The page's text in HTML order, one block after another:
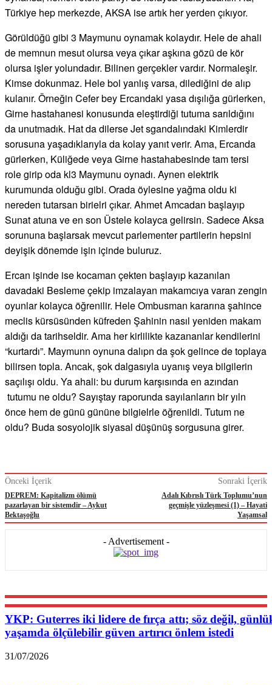
Türkiye hep merkezde, AKSA ise artık her yerden çıkıyor.
Görüldüğü gibi 3 Maymunu oynamak kolaydır. Hele de ahali
de memnun mesut olursa veya çıkar aşkına gözü de kör
olursa işler yolundadır. Bilinen gerçekler vardır. Normaleşir.
Kimse dokunmaz. Hele bol yanlış varsa, dilediğini de alıp
kulanır. Örneğin Cefer bey Ercandaki yasa dışılığa gürlerken,
Girne hastahanesi konusunda eleştirdiği tutuma sarıldığını
da unutmadık. Hat da dilerse Jet sgandalındaki Kimlerdir
sorusuna yaşadıklarıyla da kolay yanıt verir. Ama, Ercanda
gürlerken, Küliğede veya Girne hastahabesinde tam tersi
role girip oda kl3 Maymunu oynadı. Aynen elektrik
kurumunda olduğu gibi. Orada öylesine yağma oldu ki
nereden tutarsan birielri çıkar. Ahmet Amcadan başlayıp
Sunat atuna ve en son Üstele kolayca gelirsin. Sadece Aksa
sorununa başlarsak mevcut parlementer partilerin hepsini
deyişik dönemde işin içinde buluruz.
Ercan işinde ise kocaman çekten başlayıp kazanılan
davadaki Besleme çekip imzalayan makamcıya varan zengin
oyunlar kolayca öğrenilir. Hele Ombusman kararına şahince
meclis kürsüsünden küfreden Şahinin nasıl yeniden makam
aldığı da tarihseldir. Ama her kirlilikte kazananlar kendilerini
“kurtardı”. Maymunn oynuna dalıpn da şok gelince de toplaya
bilirsen topla. Ancak, şok dalgasıyla uyanış veya bilgilerin
saçılışı oldu. Ya ahali: bu durum karşısında en azından
tutumu ne oldu? Sayıştay raporunda sayılanların bir yıln
önce hem de günü gününe bilgielrle öğrenildi. Tutum ne
oldu? Buda sosyolojik siyasal düşünüş sorgusuna girer.
Önceki İçerik
DEPREM: Kapitalizm ölümü
pazarlayan bir sistemdir – Aykut
Bektaşoğlu
Sonraki İçerik
Adalı Kıbrıslı Türk Toplumu’nun
geçmişle yüzleşmesi (1) – Hayati
Yaşamsal
- Advertisement -
YKP: Guterres iki lidere de fırça attı; söz değil,
yaşamda ölçülebilir güven artırıcı önlem istedi
31/07/2026